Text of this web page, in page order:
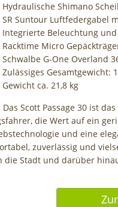
Hydraulische Shimano
SR Suntour Luftfedergabel
Integrierte Beleuchtung
Racktime Micro
Schwalbe G-One Overland
Zulässiges Gesamtgewicht:
Gewicht ca. 21,8 kg
Das Scott Passage 30 ist
die Wert auf ein
und eine
zuverlässig und
die Stadt und darüber